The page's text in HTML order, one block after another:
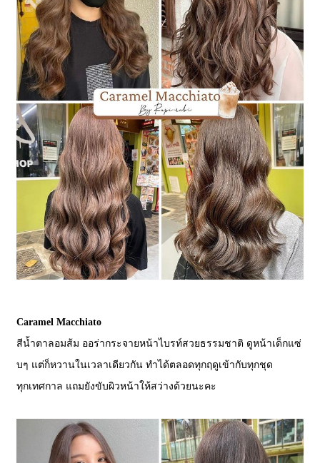
Caramel Macchiato
สีน้ำตาลอมส้ม ออร่ากระจายหน้าไบรท์สวยธรรมชาติ ดูหน้าเด็กแซ่
บๆ แต่ก็หวานในเวลาเดียวกัน ทำได้ตลอดทุกฤดูเข้ากับทุกชุด
ทุกเทศกาล แถมยังขับผิวหน้าให้สว่างด้วยนะคะ